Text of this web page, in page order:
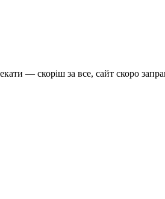
— скоріш за все, сайт скоро